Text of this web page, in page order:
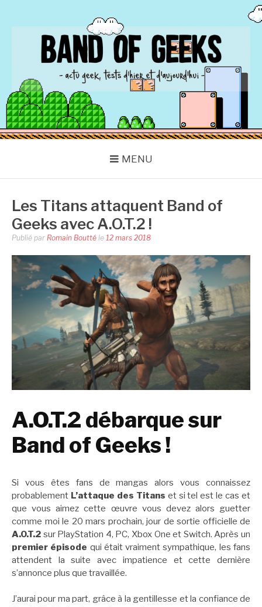
BAND OF GEEKS
Actu Geek d'hier et d'aujourd'hui
MENU
Les Titans attaquent Band of
Geeks avec A.O.T.2 !
Publié par Romain Boutté le 12 mars 2018
A.O.T.2 débarque sur
Band of Geeks !
Si vous êtes fans de mangas alors vous connaissez
probablement L’attaque des Titans et si tel est le cas et
que vous aimez cette œuvre vous devez alors guetter
comme moi le 20 mars prochain, jour de sortie officielle de
A.O.T.2 sur PlayStation 4, PC, Xbox One et Switch. Après un
premier épisode qui était vraiment sympathique, les fans
attendent la suite avec impatience et cette dernière
s’annonce plus que travaillée.
J’aurai pour ma part, grâce à la gentillesse et la confiance de